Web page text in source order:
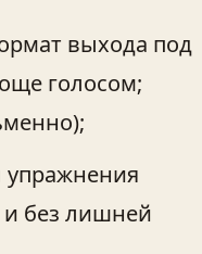
выхода под
голосом;
упражнения
без лишней